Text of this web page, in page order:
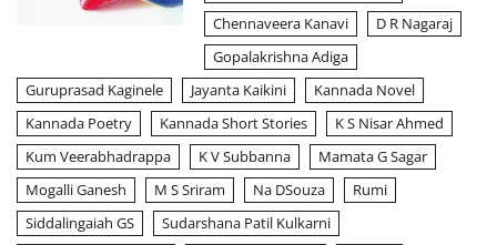
Chennaveera Kanavi
D R Nagaraj
Gopalakrishna Adiga
Guruprasad Kaginele
Jayanta Kaikini
Kannada Novel
Kannada Poetry
Kannada Short Stories
K S Nisar Ahmed
Kum Veerabhadrappa
K V Subbanna
Mamata G Sagar
Mogalli Ganesh
M S Sriram Na DSouza
Rumi
Siddalingaiah GS
Sudarshana Patil Kulkarni